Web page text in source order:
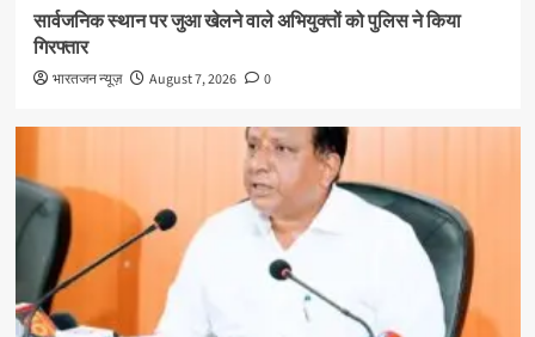
सार्वजनिक स्थान पर जुआ खेलने वाले अभियुक्तों को पुलिस ने किया
गिरफ्तार
भारतजन न्यूज़ August 7, 2026 0